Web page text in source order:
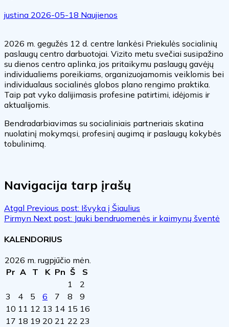
justina 2026-05-18 Naujienos
2026 m. gegužės 12 d. centre lankėsi Priekulės socialinių
paslaugų centro darbuotojai. Vizito metu svečiai susipažino
su dienos centro aplinka, jos pritaikymu paslaugų gavėjų
individualiems poreikiams, organizuojamomis veiklomis bei
individualaus socialinės globos plano rengimo praktika.
Taip pat vyko dalijimasis profesine patirtimi, idėjomis ir
aktualijomis.
Bendradarbiavimas su socialiniais partneriais skatina
nuolatinį mokymąsi, profesinį augimą ir paslaugų kokybės
tobulinimą.
Navigacija tarp įrašų
Atgal Previous post: Išvyka į Šiaulius
Pirmyn Next post: Jauki bendruomenės ir kaimynų šventė
KALENDORIUS
2026 m. rugpjūčio mėn.
Pr A T K Pn Š
S
1
2
3
4 5 6 7 8
9
10 11 12 13 14 15 16
17 18 19 20 21 22 23